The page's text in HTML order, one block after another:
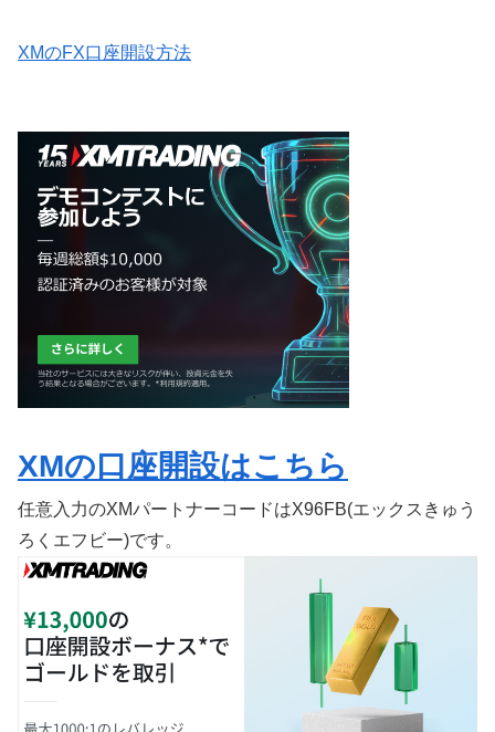
XMのFX口座開設方法
XMの口座開設はこちら
任意入力のXMパートナーコードはX96FB(エックスきゅう
ろくエフビー)です。